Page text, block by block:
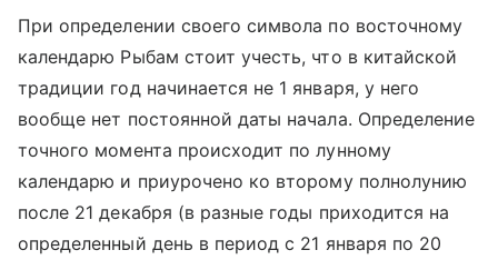
При определении своего символа по восточному
календарю Рыбам стоит учесть, что в китайской
традиции год начинается не 1 января, у него
вообще нет постоянной даты начала. Определение
точного момента происходит по лунному
календарю и приурочено ко второму полнолунию
после 21 декабря (в разные годы приходится на
определенный день в период с 21 января по 20